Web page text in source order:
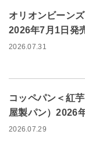
オリオンビーン
2026年7月1日発
2026.07.31
コッペパン＜紅
屋製パン）2026
2026.07.29